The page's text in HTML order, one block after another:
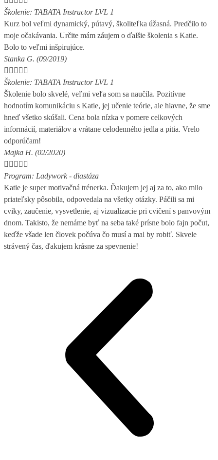
Školenie: TABATA Instructor LVL 1
Kurz bol veľmi dynamický, pútavý, školiteľka úžasná. Predčilo to
moje očakávania. Určite mám záujem o ďalšie školenia s Katie.
Bolo to veľmi inšpirujúce.
Stanka G. (09/2019)
    
Školenie: TABATA Instructor LVL 1
Školenie bolo skvelé, veľmi veľa som sa naučila. Pozitívne
hodnotím komunikáciu s Katie, jej učenie teórie, ale hlavne, že sme
hneď všetko skúšali. Cena bola nízka v pomere celkových
informácií, materiálov a vrátane celodenného jedla a pitia. Vrelo
odporúčam!
Majka H. (02/2020)
    
Program: Ladywork - diastáza
Katie je super motivačná trénerka. Ďakujem jej aj za to, ako milo
priateľsky pôsobila, odpovedala na všetky otázky. Páčili sa mi
cviky, zaučenie, vysvetlenie, aj vizualizacie pri cvičení s panvovým
dnom. Takisto, že nemáme byť na seba také prísne bolo fajn počut,
keďže všade len človek počúva čo musí a mal by robiť. Skvele
strávený čas, ďakujem krásne za spevnenie!